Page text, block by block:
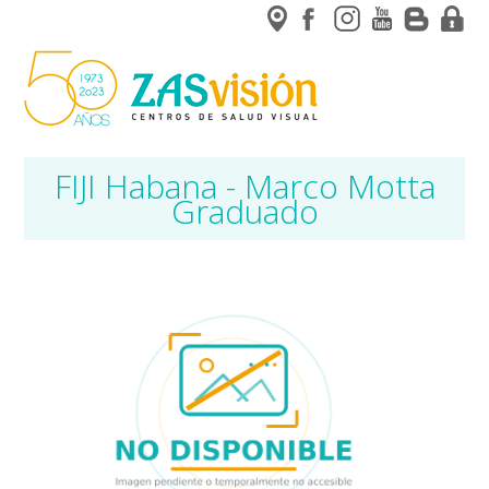
FIJI Habana - Marco Motta
Graduado